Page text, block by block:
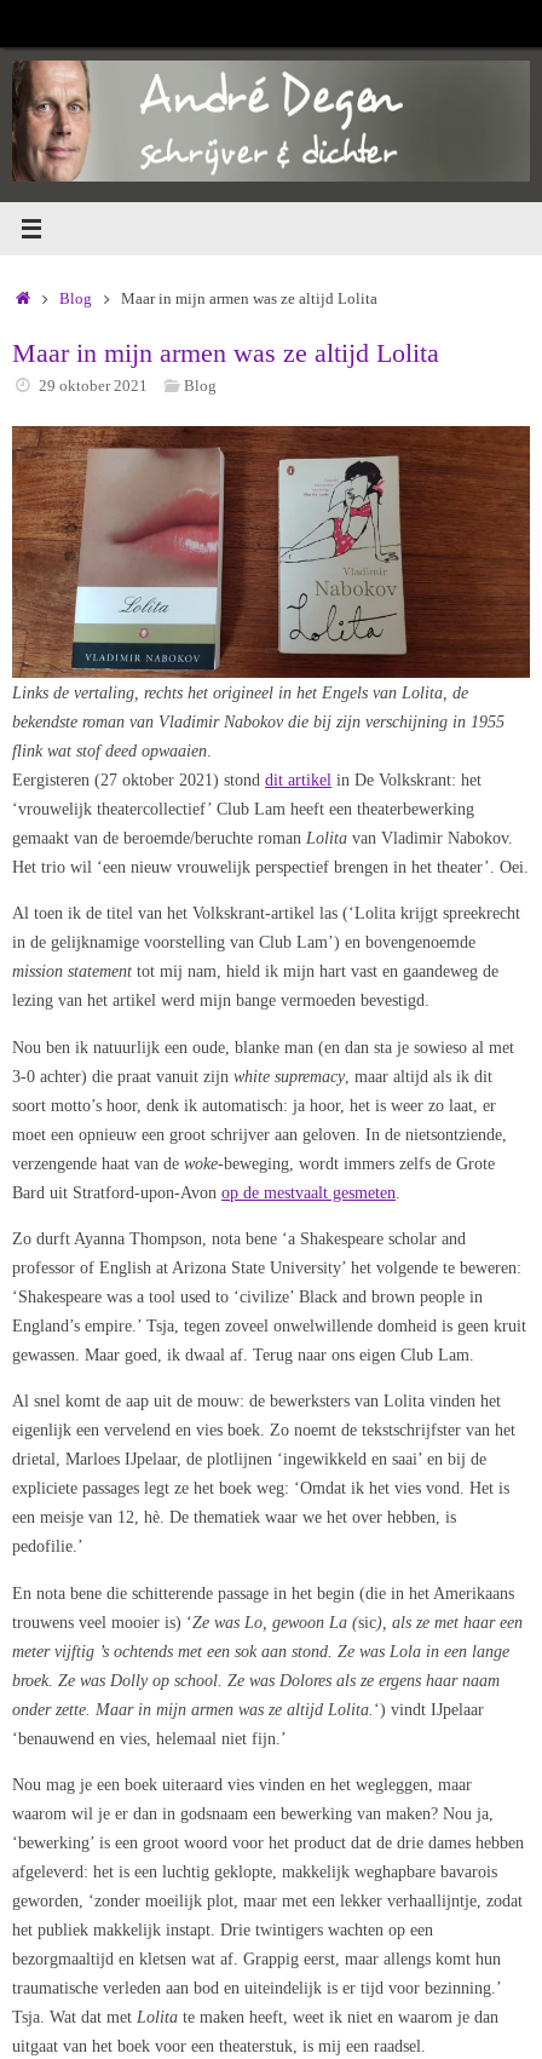
de
inhoud
HomeBlog Maar in mijn armen was ze altijd Lolita
Maar in mijn armen was ze altijd Lolita
29 oktober 2021 Blog
Links de vertaling, rechts het origineel in het Engels van Lolita, de
bekendste roman van Vladimir Nabokov die bij zijn verschijning in 1955
flink wat stof deed opwaaien
Eergisteren (27 oktober 2021) stond dit artikel in De Volkskrant: het
‘vrouwelijk theatercollectief’ Club Lam heeft een theaterbewerking
gemaakt van de beroemde/beruchte roman Lolita van Vladimir Nabokov.
Het trio wil ‘een nieuw vrouwelijk perspectief brengen in het theater’. Oei.
Al toen ik de titel van het Volkskrant-artikel las (‘Lolita krijgt spreekrecht
in de gelijknamige voorstelling van Club Lam’) en bovengenoemde
mission statement tot mij nam, hield ik mijn hart vast en gaandeweg de
lezing van het artikel werd mijn bange vermoeden bevestigd.
Nou ben ik natuurlijk een oude, blanke man (en dan sta je sowieso al met
3-0 achter) die praat vanuit zijn white supremacy, maar altijd als ik dit
soort motto’s hoor, denk ik automatisch: ja hoor, het is weer zo laat, er
moet een opnieuw een groot schrijver aan geloven. In de nietsontziende,
verzengende haat van de woke-beweging, wordt immers zelfs de Grote
Bard uit Stratford-upon-Avon op de mestvaalt gesmeten
Zo durft Ayanna Thompson, nota bene ‘a Shakespeare scholar and
professor of English at Arizona State University’ het volgende te beweren:
‘Shakespeare was a tool used to ‘civilize’ Black and brown people in
England’s empire.’ Tsja, tegen zoveel onwelwillende domheid is geen kruit
gewassen. Maar goed, ik dwaal af. Terug naar ons eigen Club Lam.
Al snel komt de aap uit de mouw: de bewerksters van Lolita vinden het
eigenlijk een vervelend en vies boek. Zo noemt de tekstschrijfster van het
drietal, Marloes IJpelaar, de plotlijnen ‘ingewikkeld en saai’ en bij de
expliciete passages legt ze het boek weg: ‘Omdat ik het vies vond. Het is
een meisje van 12, hè. De thematiek waar we het over hebben, is
pedofilie.’
En nota bene die schitterende passage in het begin (die in het Amerikaans
trouwens veel mooier is) ‘Ze was Lo, gewoon La (sic), als ze met haar een
meter vijftig ’s ochtends met een sok aan stond. Ze was Lola in een lange
broek. Ze was Dolly op school. Ze was Dolores als ze ergens haar naam
onder zette. Maar in mijn armen was ze altijd Lolita. ‘) vindt IJpelaar
‘benauwend en vies, helemaal niet fijn.’
Nou mag je een boek uiteraard vies vinden en het wegleggen, maar
waarom wil je er dan in godsnaam een bewerking van maken? Nou ja,
‘bewerking’ is een groot woord voor het product dat de drie dames hebben
afgeleverd: het is een luchtig geklopte, makkelijk weghapbare bavarois
geworden, ‘zonder moeilijk plot, maar met een lekker verhaallijntje, zodat
het publiek makkelijk instapt. Drie twintigers wachten op een
bezorgmaaltijd en kletsen wat af. Grappig eerst, maar allengs komt hun
traumatische verleden aan bod en uiteindelijk is er tijd voor bezinning.’
Tsja. Wat dat met Lolita te maken heeft, weet ik niet en waarom je dan
uitgaat van het boek voor een theaterstuk, is mij een raadsel.